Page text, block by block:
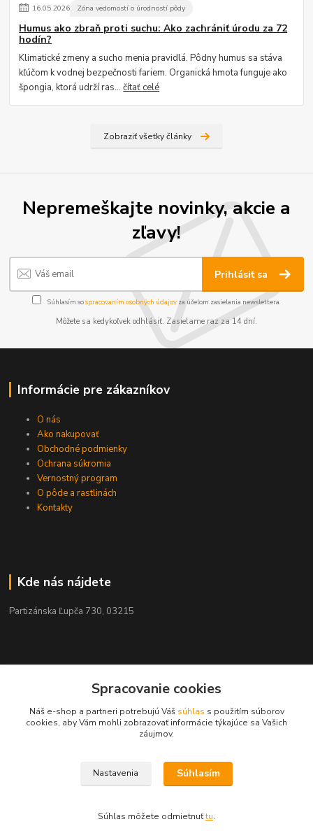
16.05.2026 Zóna vedomostí o úrodností pôdy
Humus ako zbraň proti suchu: Ako zachrániť úrodu za 72
hodín?
Klimatické zmeny a sucho menia pravidlá. Pôdny humus sa stáva
kľúčom k vodnej bezpečnosti fariem. Organická hmota funguje ako
špongia, ktorá udrží ras...čítať celé
Zobraziť všetky články
Nepremeškajte novinky, akcie a
zľavy!
Prihlásiť sa
Súhlasím sospracovaním osobných údajov za účelom zasielania newslettera.
Môžete sa kedykoľvek odhlásiť. Zasielame raz za 14 dní.
Informácie pre zákazníkov
O nás
Ako nakupovať
Obchodné podmienky
Ochrana súkromia
Vernostný program
O pôde a rastlinách
Kontakty
Kde nás nájdete
Partizánska Ľupča 730, 03215
+421 911 909 012
Spracovanie cookies
Náš e-shop a partneri potrebujú Váš súhlas s použitím súborov
cookies, aby Vám mohli zobrazovať informácie týkajúce sa Vašich
záujmov.
Nastavenia Súhlasím
Súhlas môžete odmietnuťtu.